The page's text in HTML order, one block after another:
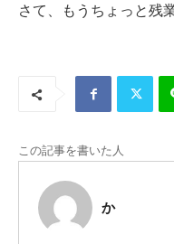
さて、もうちょっと残
この記事を書いた人
か